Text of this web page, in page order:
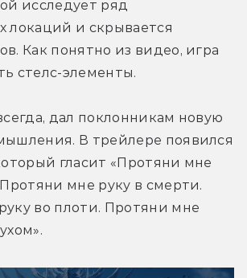
исследует ряд
локаций и скрывается
Как понятно из видео, игра
стелс-элементы.
дал поклонникам новую
В трейлере появился
гласит «Протяни мне
мне руку в смерти.
во плоти. Протяни мне